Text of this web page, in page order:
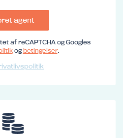
agent
af reCAPTCHA og Googles
ogbetingelser.